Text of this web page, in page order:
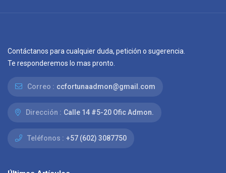
Contáctanos para cualquier duda, petición o sugerencia.
Te responderemos lo mas pronto.
Correo : ccfortunaadmon@gmail.com
Dirección : Calle 14 #5-20 Ofic Admon.
Teléfonos : +57 (602) 3087750